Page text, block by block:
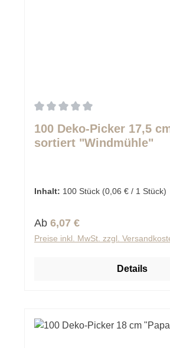
100 Deko-Picker 17,5
sortiert "Windmühle"
Inhalt: 100 Stück (0,06 € / 1 Stück)
Regulärer Preis:
Ab 6,07 €
Preise inkl. MwSt. zzgl.
Details